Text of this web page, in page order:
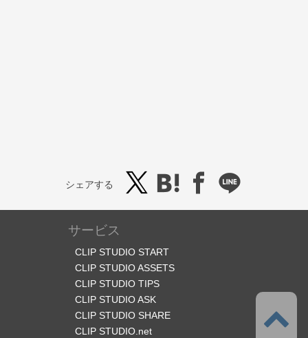
シェアする
サービス
CLIP STUDIO START
CLIP STUDIO ASSETS
CLIP STUDIO TIPS
CLIP STUDIO ASK
CLIP STUDIO SHARE
CLIP STUDIO.net